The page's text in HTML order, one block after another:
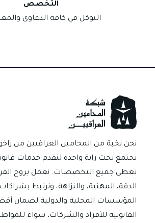
التخصص
التوكل في كافة الدعاوى
نحن نخبة من المحامين العراقيين من زاخو
نجتمع تحت راية واحدة لنقدم خدمات
تغطي جميع التخصصات. نعمل بروح
الدقة، المهنية، والنزاهة، ونرتبط
المؤسسات المحلية والدولية لضمان
القانونية للأفراد والشركات، سواء